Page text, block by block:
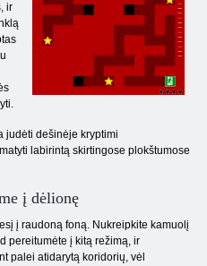
ir
judėti dešinėje kryptimi
labirintą skirtingose ​​plokštumose
į dėlionę
į raudoną foną. Nukreipkite kamuolį
pereitumėte į kitą režimą, ir
palei atidarytą koridorių, vėl